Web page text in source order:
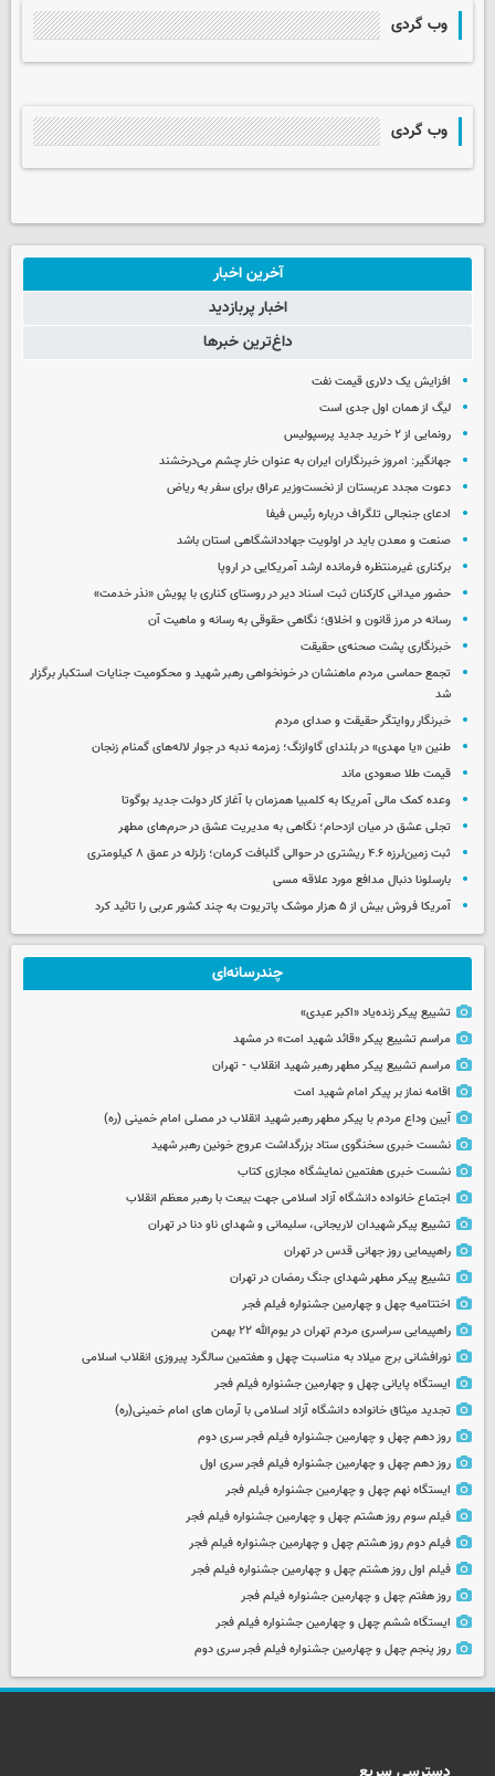
وب گردی
وب گردی
آخرین اخبار
اخبار پربازدید
داغ‌ترین خبرها
افزایش یک دلاری قیمت نفت
لیگ از همان اول جدی است
رونمایی از ۲ خرید جدید پرسپولیس
جهانگیر: امروز خبرنگاران ایران به عنوان خار چشم می‌درخشند
دعوت مجدد عربستان از نخست‌وزیر عراق برای سفر به ریاض
ادعای جنجالی تلگراف درباره رئیس فیفا
صنعت و معدن باید در اولویت جهاددانشگاهی استان باشد
برکناری غیرمنتظره فرمانده ارشد آمریکایی در اروپا
حضور میدانی کارکنان ثبت اسناد دیر در روستای کناری با پویش «نذر خدمت»
رسانه در مرز قانون و اخلاق؛ نگاهی حقوقی به رسانه و ماهیت آن
خبرنگاری پشت صحنه‌ی حقیقت
تجمع حماسی مردم ماهنشان در خونخواهی رهبر شهید و محکومیت جنایات استکبار برگزار
شد
خبرنگار روایتگر حقیقت و صدای مردم
طنین «یا مهدی» در بلندای گاوازنگ؛ زمزمه ندبه در جوار لاله‌های گمنام زنجان
قیمت طلا صعودی ماند
وعده کمک مالی آمریکا به کلمبیا همزمان با آغاز کار دولت جدید بوگوتا
تجلی عشق در میان ازدحام؛ نگاهی به مدیریت عشق در حرم‌های مطهر
ثبت زمین‌لرزه ۴.۶ ریشتری در حوالی گلبافت کرمان؛ زلزله در عمق ۸ کیلومتری
بارسلونا دنبال مدافع مورد علاقه مسی
آمریکا فروش بیش از ۵ هزار موشک پاتریوت به چند کشور عربی را تائید کرد
چندرسانه‌ای
تشییع پیکر زنده‌یاد «اکبر عبدی»
مراسم تشییع پیکر «قائد شهید امت» در مشهد
مراسم تشییع پیکر مطهر رهبر شهید انقلاب - تهران
اقامه نماز بر پیکر امام شهید امت
آیین وداع مردم با پیکر مطهر رهبر شهید انقلاب در مصلی امام خمینی (ره)
نشست خبری سخنگوی ستاد بزرگداشت عروج خونین رهبر شهید
نشست خبری هفتمین نمایشگاه مجازی کتاب
اجتماع خانواده دانشگاه آزاد اسلامی جهت بیعت با رهبر معظم انقلاب
تشییع پیکر شهیدان لاریجانی، سلیمانی و شهدای ناو دنا در تهران
راهپیمایی روز جهانی قدس در تهران
تشییع پیکر مطهر شهدای جنگ رمضان در تهران
اختتامیه چهل و چهارمین جشنواره فیلم فجر
راهپیمایی سراسری مردم تهران در یوم‌الله ۲۲ بهمن
نورافشانی برج میلاد به مناسبت چهل‌ و هفتمین سالگرد پیروزی انقلاب اسلامی
ایستگاه پایانی چهل و چهارمین جشنواره فیلم فجر
تجدید میثاق خانواده دانشگاه آزاد اسلامی با آرمان های امام خمینی(ره)
روز دهم چهل و چهارمین جشنواره فیلم فجر سری دوم
روز دهم چهل و چهارمین جشنواره فیلم فجر سری اول
ایستگاه نهم چهل و چهارمین جشنواره فیلم فجر
فیلم سوم روز هشتم چهل و چهارمین جشنواره فیلم فجر
فیلم دوم روز هشتم چهل و چهارمین جشنواره فیلم فجر
فیلم اول روز هشتم چهل و چهارمین جشنواره فیلم فجر
روز هفتم چهل و چهارمین جشنواره فیلم فجر
ایستگاه ششم چهل و چهارمین جشنواره فیلم فجر
روز پنجم چهل و چهارمین جشنواره فیلم فجر سری دوم